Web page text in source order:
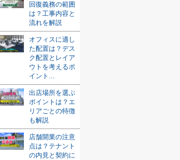
回復義務の範囲
は？工事内容と
流れを解説
オフィスに適し
た配置は？デス
ク配置とレイア
ウトを考えるポ
イント...
出店場所を選ぶ
ポイントは？エ
リアごとの特徴
も解説
店舗開業の注意
点は？テナント
の内見と契約に